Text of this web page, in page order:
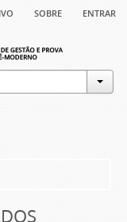
sobre entrar